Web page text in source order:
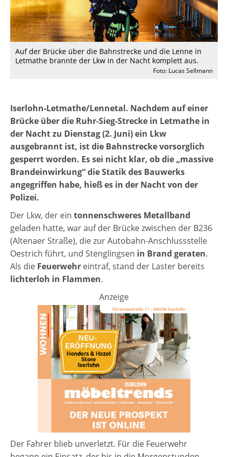
Auf der Brücke über die Bahnstrecke und die Lenne in
Letmathe brannte der Lkw in der Nacht komplett aus.
Foto: Lucas Sellmann
Iserlohn-Letmathe/Lennetal. Nachdem auf einer
Brücke über die Ruhr-Sieg-Strecke in Letmathe in
der Nacht zu Dienstag (2. Juni) ein Lkw
ausgebrannt ist, ist die Bahnstrecke vorsorglich
gesperrt worden. Es sei nicht klar, ob die „massive
Brandeinwirkung“ die Statik des Bauwerks
angegriffen habe, hieß es in der Nacht von der
Polizei.
Der Lkw, der ein tonnenschweres Metallband
geladen hatte, war auf der Brücke zwischen der B236
(Altenaer Straße), die zur Autobahn-Anschlussstelle
Oestrich führt, und Stenglingsen in Brand geraten.
Als die Feuerwehr eintraf, stand der Laster bereits
lichterloh in Flammen.
Anzeige
Der Fahrer blieb unverletzt. Für die Feuerwehr